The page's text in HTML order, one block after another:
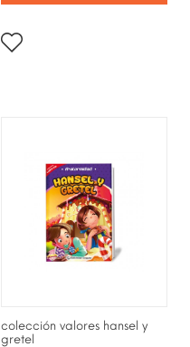
colección valores hansel y
gretel